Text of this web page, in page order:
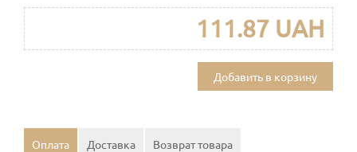
111.87 UAH
Добавить в корзину
Оплата Доставка Возврат товара